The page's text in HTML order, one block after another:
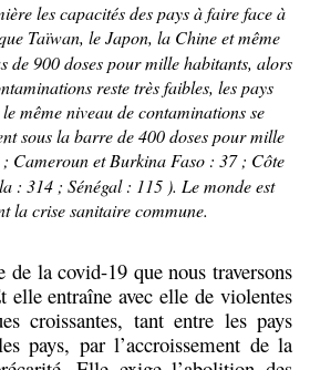
les capacités des pays à faire face à
Taïwan, le Japon, la Chine et même
de 900 doses pour mille habitants, alors
reste très faibles, les pays
même niveau de contaminations se
sous la barre de 400 doses pour mille
Cameroun et Burkina Faso : 37 ; Côte
: 314 ; Sénégal : 115 ). Le monde est
la crise sanitaire commune.
la covid-19 que nous traversons
elle entraîne avec elle de violentes
croissantes, tant entre les pays
pays, par l’accroissement de la